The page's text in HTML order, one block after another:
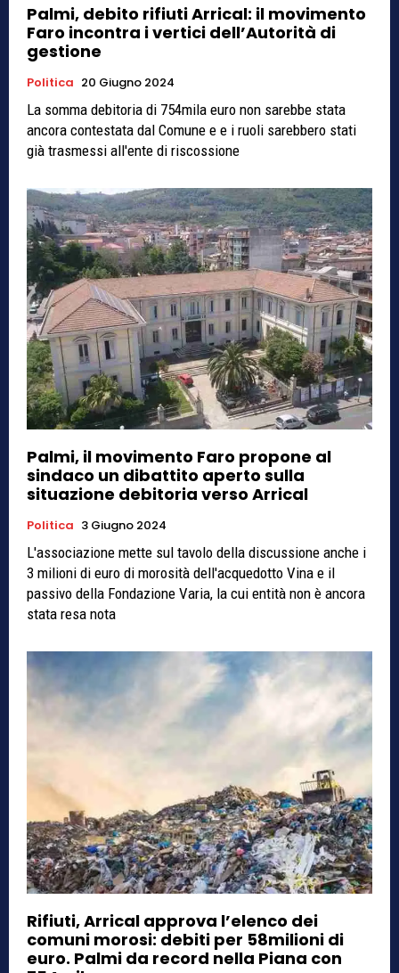
Palmi, debito rifiuti Arrical: il movimento
Faro incontra i vertici dell’Autorità di
gestione
Politica 20 Giugno 2024
La somma debitoria di 754mila euro non sarebbe stata
ancora contestata dal Comune e e i ruoli sarebbero stati
già trasmessi all'ente di riscossione
Palmi, il movimento Faro propone al
sindaco un dibattito aperto sulla
situazione debitoria verso Arrical
Politica 3 Giugno 2024
L'associazione mette sul tavolo della discussione anche i
3 milioni di euro di morosità dell'acquedotto Vina e il
passivo della Fondazione Varia, la cui entità non è ancora
stata resa nota
Rifiuti, Arrical approva l’elenco dei
comuni morosi: debiti per 58milioni di
euro. Palmi da record nella Piana con